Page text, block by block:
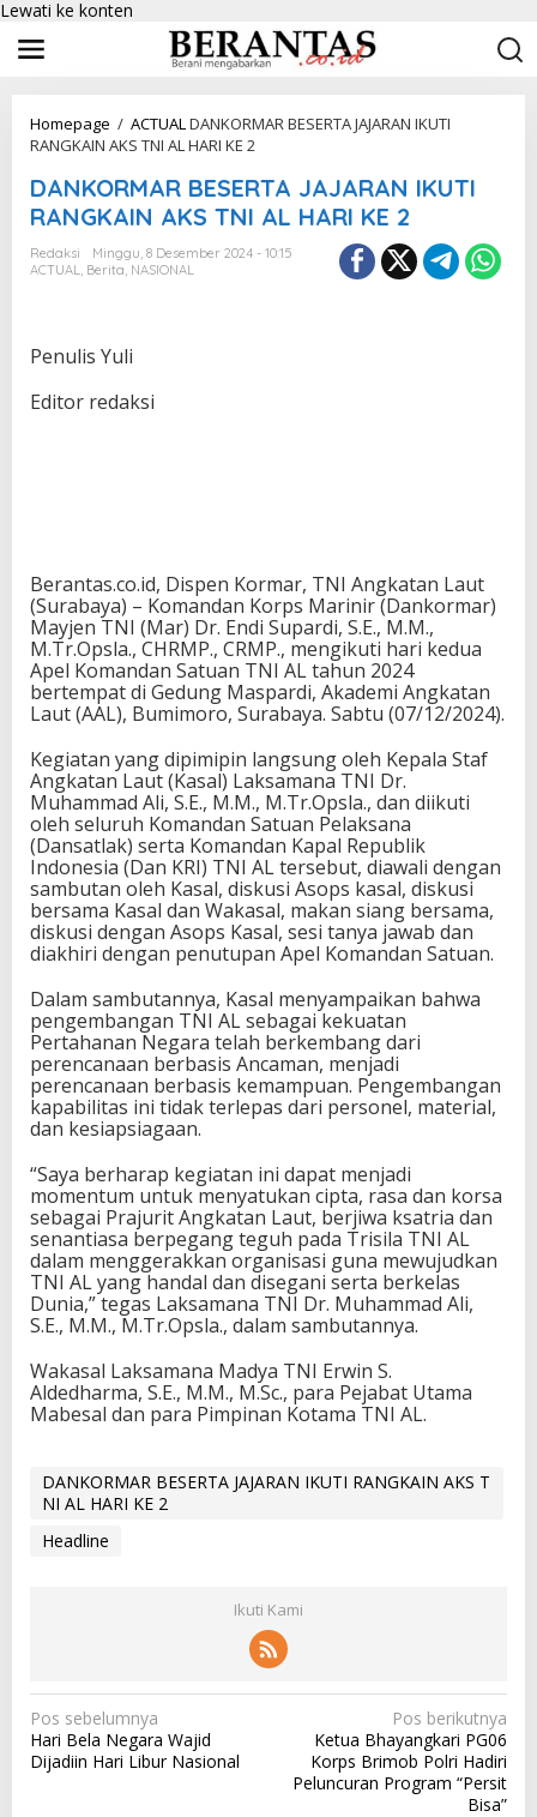
Lewati ke konten
Homepage / ACTUALDANKORMAR BESERTA JAJARAN IKUTI
RANGKAIN AKS TNI AL HARI KE 2
DANKORMAR BESERTA JAJARAN IKUTI
RANGKAIN AKS TNI AL HARI KE 2
Redaksi
Minggu, 8 Desember 2024 - 10:15
ACTUAL, Berita, NASIONAL
Penulis Yuli
Editor redaksi
Berantas.co.id, Dispen Kormar, TNI Angkatan Laut
(Surabaya) – Komandan Korps Marinir (Dankormar)
Mayjen TNI (Mar) Dr. Endi Supardi, S.E., M.M.,
M.Tr.Opsla., CHRMP., CRMP., mengikuti hari kedua
Apel Komandan Satuan TNI AL tahun 2024
bertempat di Gedung Maspardi, Akademi Angkatan
Laut (AAL), Bumimoro, Surabaya. Sabtu (07/12/2024).
Kegiatan yang dipimipin langsung oleh Kepala Staf
Angkatan Laut (Kasal) Laksamana TNI Dr.
Muhammad Ali, S.E., M.M., M.Tr.Opsla., dan diikuti
oleh seluruh Komandan Satuan Pelaksana
(Dansatlak) serta Komandan Kapal Republik
Indonesia (Dan KRI) TNI AL tersebut, diawali dengan
sambutan oleh Kasal, diskusi Asops kasal, diskusi
bersama Kasal dan Wakasal, makan siang bersama,
diskusi dengan Asops Kasal, sesi tanya jawab dan
diakhiri dengan penutupan Apel Komandan Satuan.
Dalam sambutannya, Kasal menyampaikan bahwa
pengembangan TNI AL sebagai kekuatan
Pertahanan Negara telah berkembang dari
perencanaan berbasis Ancaman, menjadi
perencanaan berbasis kemampuan. Pengembangan
kapabilitas ini tidak terlepas dari personel, material,
dan kesiapsiagaan.
“Saya berharap kegiatan ini dapat menjadi
momentum untuk menyatukan cipta, rasa dan korsa
sebagai Prajurit Angkatan Laut, berjiwa ksatria dan
senantiasa berpegang teguh pada Trisila TNI AL
dalam menggerakkan organisasi guna mewujudkan
TNI AL yang handal dan disegani serta berkelas
Dunia,” tegas Laksamana TNI Dr. Muhammad Ali,
S.E., M.M., M.Tr.Opsla., dalam sambutannya.
Wakasal Laksamana Madya TNI Erwin S.
Aldedharma, S.E., M.M., M.Sc., para Pejabat Utama
Mabesal dan para Pimpinan Kotama TNI AL.
DANKORMAR BESERTA JAJARAN IKUTI RANGKAIN AKS T
NI AL HARI KE 2
Headline
Ikuti Kami
N
a
v
Pos sebelumnya
Hari Bela Negara Wajid
Dijadiin Hari Libur Nasional
Pos berikutnya
Ketua Bhayangkari PG06
Korps Brimob Polri Hadiri
Peluncuran Program “Persit
Bisa”